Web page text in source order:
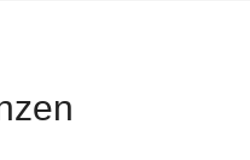
Preiserhöhungen für
SAN
Trinseo hat im August
für